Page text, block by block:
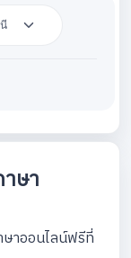
ษา
ษาออนไลน์ฟรีที่